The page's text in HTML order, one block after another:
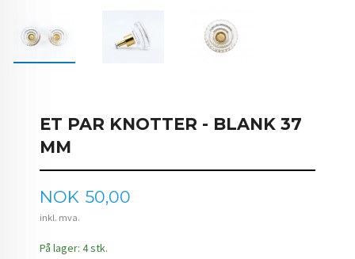
ET PAR KNOTTER - BLANK 37
MM
Pris
NOK 50,00
inkl. mva.
På lager: 4 stk.